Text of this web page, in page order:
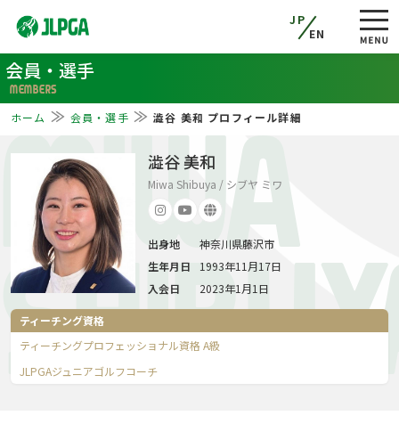
JP
EN
会員・選手
MEMBERS
ホーム 会員・選手 澁谷 美和 プロフィール詳細
MIWA
澁谷 美和
Miwa Shibuya / シブヤ ミワ
ティーチング資格
ティーチングプロフェッショナル資格 A級
JLPGAジュニアゴルフコーチ
出身地
神奈川県藤沢市
生年月日
1993年11月17日
入会日
2023年1月1日